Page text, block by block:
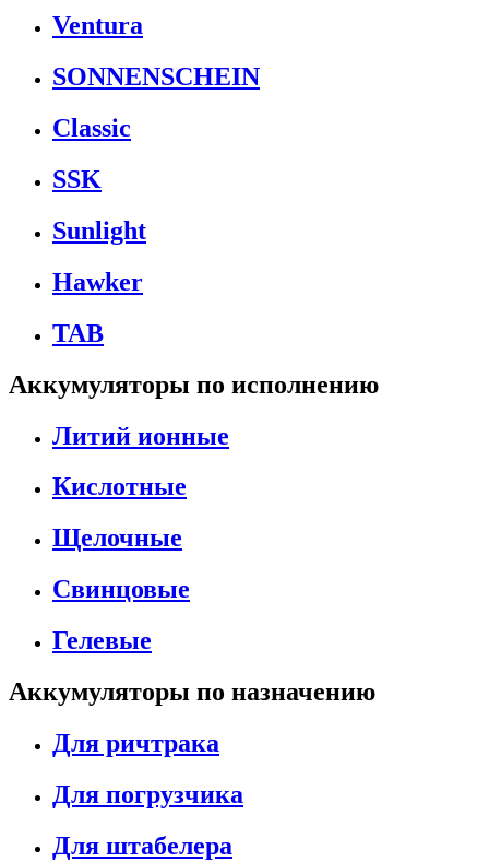
Ventura
SONNENSCHEIN
Classic
SSK
Sunlight
Hawker
TAB
Аккумуляторы по исполнению
Литий ионные
Кислотные
Щелочные
Свинцовые
Гелевые
Аккумуляторы по назначению
Для ричтрака
Для погрузчика
Для штабелера